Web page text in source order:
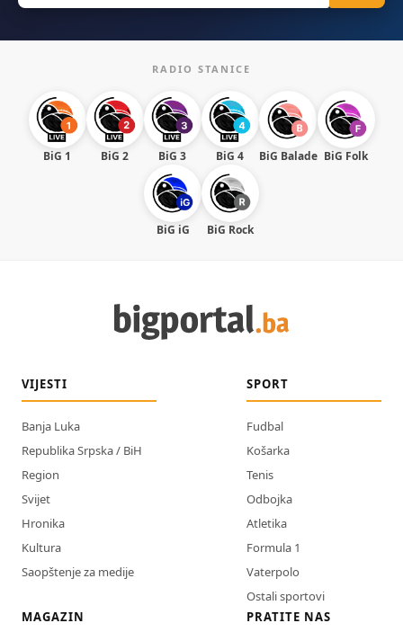
RADIO STANICE
BiG 1 BiG 2 BiG 3 BiG 4 BiG Balade BiG Folk
BiG iG BiG Rock
VIJESTI
Banja Luka
Republika Srpska / BiH
Region
Svijet
Hronika
Kultura
Saopštenje za medije
SPORT
Fudbal
Košarka
Tenis
Odbojka
Atletika
Formula 1
Vaterpolo
Ostali sportovi
MAGAZIN
PRATITE NAS